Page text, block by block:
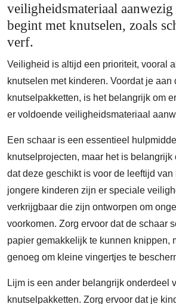
veiligheidsmateriaal
begint met knutselen, zoals
verf.
Veiligheid is altijd een prioriteit, vooral
knutselen met kinderen. Voordat je aan
knutselpakketten, is het belangrijk om
er voldoende veiligheidsmateriaal
Een schaar is een essentieel
knutselprojecten, maar het is belangrijk
dat deze geschikt is voor de leeftijd van
jongere kinderen zijn er speciale
verkrijgbaar die zijn ontworpen om
voorkomen. Zorg ervoor dat de schaar
papier gemakkelijk te kunnen knippen,
genoeg om kleine vingertjes te
Lijm is een ander belangrijk onderdeel
knutselpakketten. Zorg ervoor dat je